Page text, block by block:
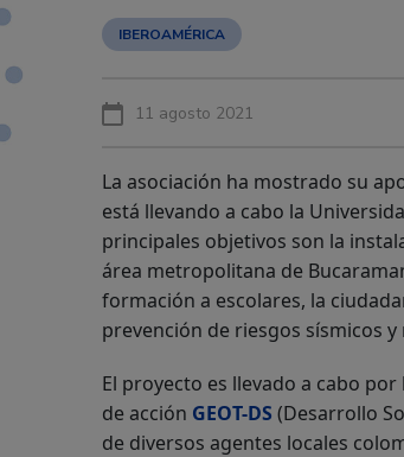
IBEROAMÉRICA
11 agosto 2021
La asociación ha mostrado su
está llevando a cabo la
principales objetivos son la
área metropolitana de
formación a escolares, la
prevención de riesgos sísmicos y
El proyecto es llevado a cabo
de acción GEOT-DS (Desarrollo
de diversos agentes locales